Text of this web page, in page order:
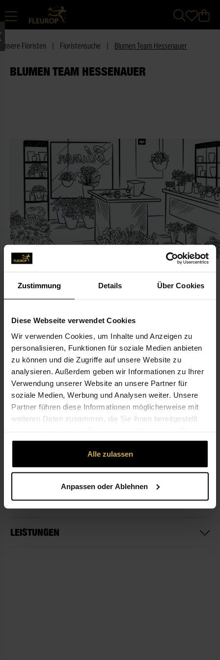
Zustimmung Details Über Cookies
Diese Webseite verwendet Cookies
Wir verwenden Cookies, um Inhalte und Anzeigen zu
personalisieren, Funktionen für soziale Medien anbieten
zu können und die Zugriffe auf unsere Website zu
analysieren. Außerdem geben wir Informationen zu Ihrer
Verwendung unserer Website an unsere Partner für
soziale Medien, Werbung und Analysen weiter. Unsere
Partner führen diese Informationen möglicherweise mit
weiteren Daten zusammen, die Sie ihnen bereitgestellt
gesammelt haben.
Alle zulassen
Anpassen oder Ablehnen
Unsere Floristen Floristensuche Blumen Team Hessenauer
BLUMEN TEAM HESSENAUER
KONTAKT
Blumen Team Hessenauer
Bohn, Manuela & Sabine Gold GbR
Sebaldstr. 23
73525 Schwäbisch Gmünd
07171-28 22
blumen-team-hessenauer@t-online.de
ÖFFNUNGSZEITEN
NICHT LIEFERBEREIT
LEISTUNGEN